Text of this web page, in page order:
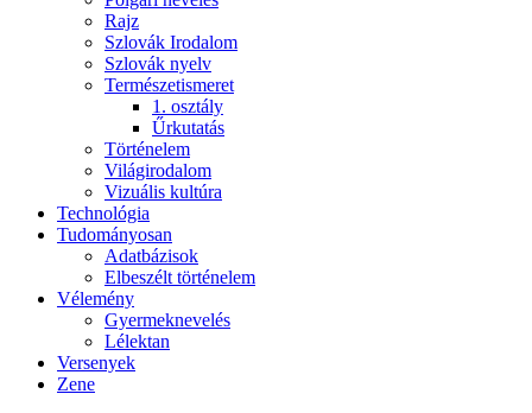
Rajz
Szlovák Irodalom
Szlovák nyelv
Természetismeret
1. osztály
Űrkutatás
Történelem
Világirodalom
Vizuális kultúra
Technológia
Tudományosan
Adatbázisok
Elbeszélt történelem
Vélemény
Gyermeknevelés
Lélektan
Versenyek
Zene